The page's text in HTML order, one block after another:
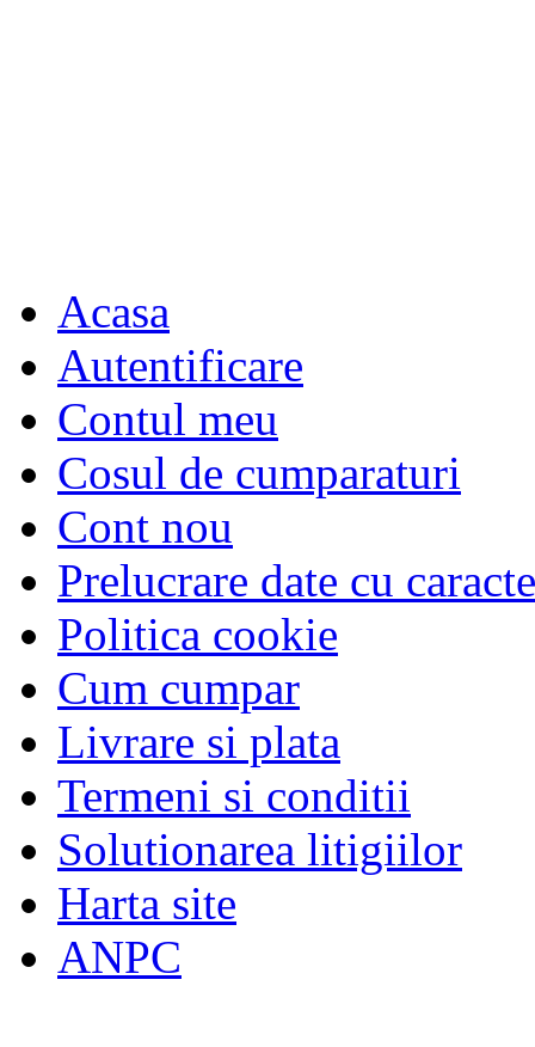
Acasa
Autentificare
Contul meu
Cosul de cumparaturi
Cont nou
Prelucrare date cu
Politica cookie
Cum cumpar
Livrare si plata
Termeni si conditii
Solutionarea litigiilor
Harta site
ANPC